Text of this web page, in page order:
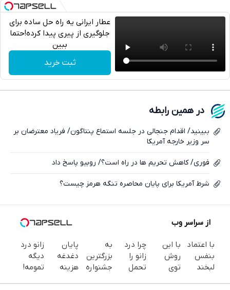
واتساپ
عطار ایرانی یه راه حل ساده برای
جلوگیری از پیری پیدا کرده!حتما
ببین
ثبت خرید
در همین رابطه
ببینید/ اقدام جنجالی در جلسه استماع پنتاگون/ فریاد معترضان بر
سر وزیر خارجه آمریکا
فوری/ کاهش تحریم ها در راه است؟/ روبیو پاسخ داد
شرط آمریکا برای پایان محاصره تنگه هرمز چیست؟
از سراسر وب
با اعتماد
بنفس
لبخند
با این
روش
توی
چرا درد
زانو را
تحمل
به
بزرگترین
جشنواره
پایان
دغدغه
هزینه
زانو درد
دیگه
تمومه!